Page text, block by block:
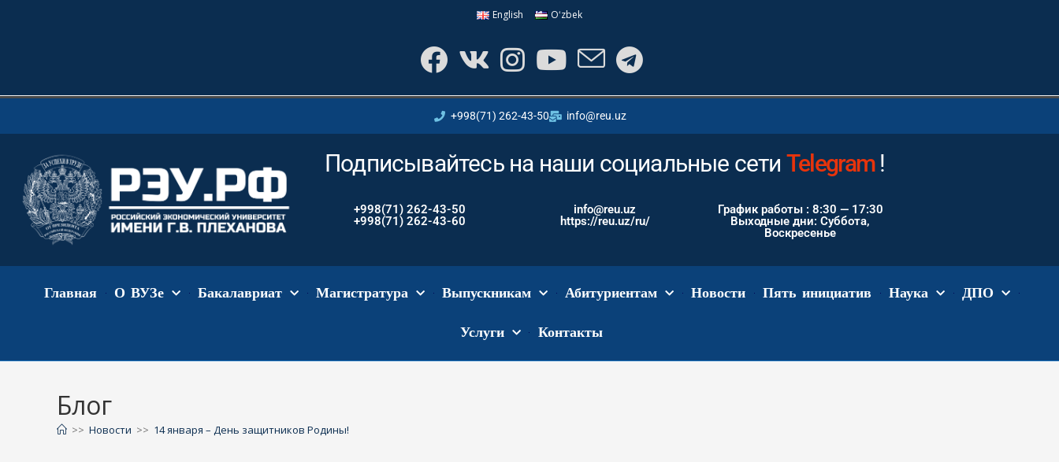
English Oʻzbek
+998(71) 262-43-50 info@reu.uz
Подписывайтесь на наши социальные сети Instagram !
+998(71) 262-43-50
+998(71) 262-43-60
info@reu.uz
https://reu.uz/ru/
График работы : 8:30 — 17:30
Выходные дни: Суббота,
Воскресенье
Главная О ВУЗе Бакалавриат Магистратура Выпускникам Абитуриентам Новости Пять инициатив Наука ДПО
Услуги Контакты
Блог
>> Новости >> 14 января – День защитников Родины!